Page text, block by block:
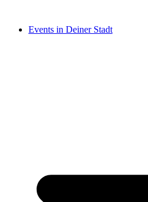
Events in Deiner Stadt